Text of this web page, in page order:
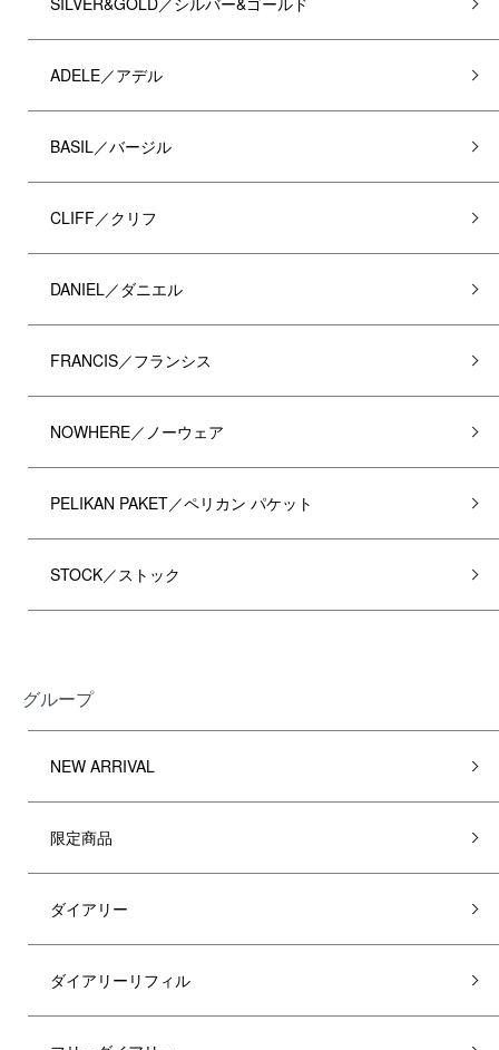
ADELE／アデル
BASIL／バージル
CLIFF／クリフ
DANIEL／ダニエル
FRANCIS／フランシス
NOWHERE／ノーウェア
PELIKAN PAKET／ペリカン パケット
STOCK／ストック
グループ
NEW ARRIVAL
限定商品
ダイアリー
ダイアリーリフィル